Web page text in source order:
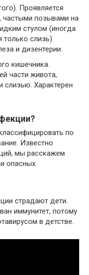
Проявляется
частыми позывами на
стулом (иногда
слизь).
и дизентерии.
кишечника.
части живота,
слизью. Характерен
по
Известно
мы расскажем
опасных.
страдают дети.
иммунитет, потому
в детстве.